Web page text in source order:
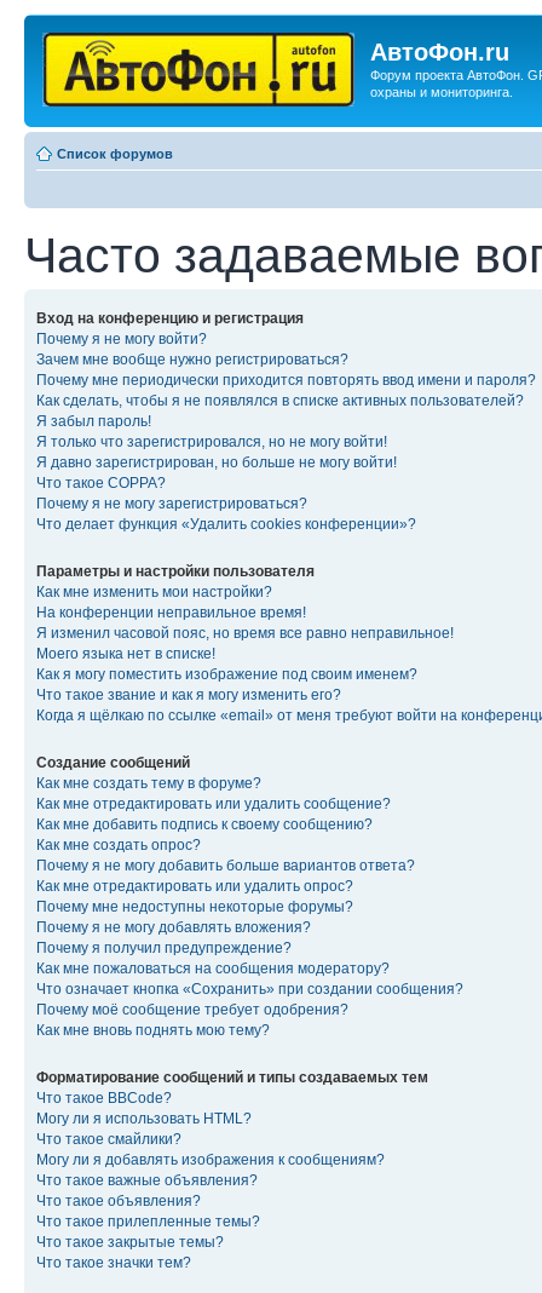
АвтоФон.ru
Форум проекта АвтоФон.
охраны и мониторинга.
Список форумов
Часто задаваемые
Вход на конференцию и регистрация
Почему я не могу войти?
Зачем мне вообще нужно регистрироваться?
Почему мне периодически приходится повторять ввод имени и пароля?
Как сделать, чтобы я не появлялся в списке активных пользователей?
Я забыл пароль!
Я только что зарегистрировался, но не могу войти!
Я давно зарегистрирован, но больше не могу войти!
Что такое COPPA?
Почему я не могу зарегистрироваться?
Что делает функция «Удалить cookies конференции»?
Параметры и настройки пользователя
Как мне изменить мои настройки?
На конференции неправильное время!
Я изменил часовой пояс, но время все равно неправильное!
Моего языка нет в списке!
Как я могу поместить изображение под своим именем?
Что такое звание и как я могу изменить его?
Когда я щёлкаю по ссылке «email» от меня требуют войти на
Создание сообщений
Как мне создать тему в форуме?
Как мне отредактировать или удалить сообщение?
Как мне добавить подпись к своему сообщению?
Как мне создать опрос?
Почему я не могу добавить больше вариантов ответа?
Как мне отредактировать или удалить опрос?
Почему мне недоступны некоторые форумы?
Почему я не могу добавлять вложения?
Почему я получил предупреждение?
Как мне пожаловаться на сообщения модератору?
Что означает кнопка «Сохранить» при создании сообщения?
Почему моё сообщение требует одобрения?
Как мне вновь поднять мою тему?
Форматирование сообщений и типы создаваемых тем
Что такое BBCode?
Могу ли я использовать HTML?
Что такое смайлики?
Могу ли я добавлять изображения к сообщениям?
Что такое важные объявления?
Что такое объявления?
Что такое прилепленные темы?
Что такое закрытые темы?
Что такое значки тем?